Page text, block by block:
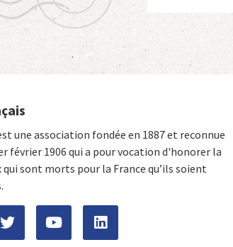
une association fondée en 1887 et reconnue
février 1906 qui a pour vocation d'honorer la
qui sont morts pour la France qu’ils soient